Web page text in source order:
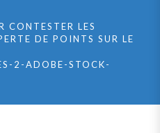
CONTESTER LES
DE POINTS SUR LE
2-ADOBE-STOCK-